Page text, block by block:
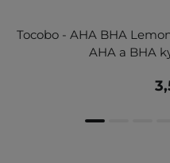
Tocobo - AHA BHA
AHA a BHA